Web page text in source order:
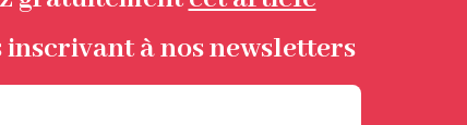
inscrivant à nos newsletters